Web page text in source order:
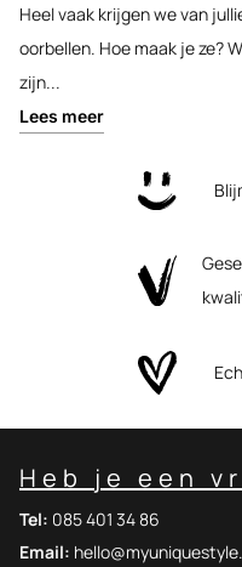
Heel vaak krijgen we van
oorbellen. Hoe maak je ze?
zijn...
Lees meer
Heb je een
Tel: 085 401 34 86
Email: